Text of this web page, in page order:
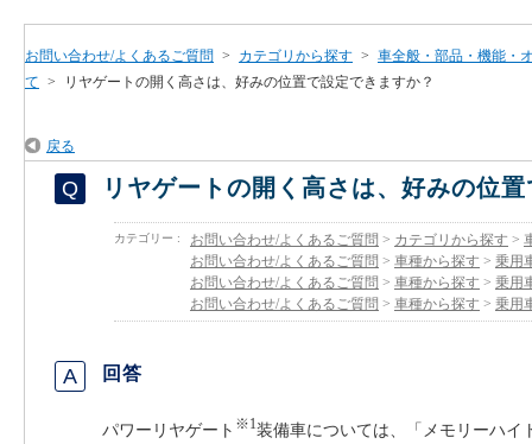
お問い合わせ/よくあるご質問 > カテゴリから探す > 車全般・部品・機能・
て > リヤゲートの開く高さは、好みの位置で設定できますか？
戻る
リヤゲートの開く高さは、好みの位
カテゴリー : お問い合わせ/よくあるご質問 > カテゴリから探す >
お問い合わせ/よくあるご質問 > 車種から探す > 乗用
お問い合わせ/よくあるご質問 > 車種から探す > 乗用
お問い合わせ/よくあるご質問 > 車種から探す > 乗用
回答
パワーリヤゲート ※1装備車については、「メモリーハイ